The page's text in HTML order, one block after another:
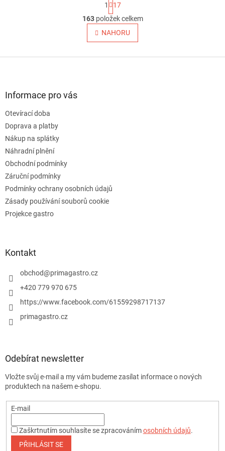
O
v
l
á
u
t
r
á
n
k
v
1
17
163položek celkem
NAHORU
Informace pro vás
Otevírací doba
Doprava a platby
Nákup na splátky
Náhradní plnění
Obchodní podmínky
Záruční podmínky
Podmínky ochrany osobních údajů
Zásady používání souborů cookie
Projekce gastro
Kontakt
obchod@primagastro.cz
+420 779 970 675
https://www.facebook.com/61559298717137
primagastro.cz
Odebírat newsletter
Vložte svůj e-mail a my vám budeme zasílat informace o nových
produktech na našem e-shopu.
E-mail
Zaškrtnutím souhlasíte se zpracovánímosobních údajů.
PŘIHLÁSIT SE